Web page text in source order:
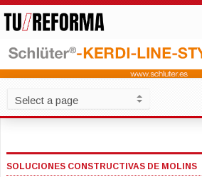
SOLUCIONES CONSTRUCTIVAS DE MOLINS